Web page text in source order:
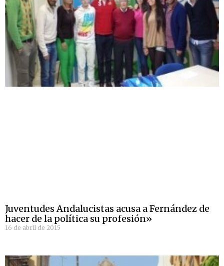
Juventudes Andalucistas acusa a Fernández de
hacer de la política su profesión»
16 de abril de 2015